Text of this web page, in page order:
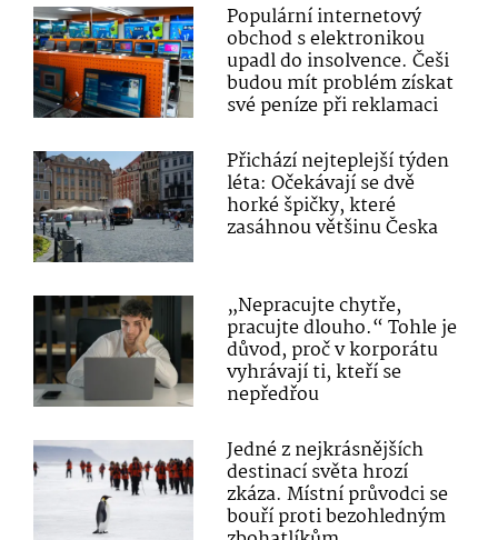
Populární internetový
obchod s elektronikou
upadl do insolvence. Češi
budou mít problém získat
své peníze při reklamaci
Přichází nejteplejší týden
léta: Očekávají se dvě
horké špičky, které
zasáhnou většinu Česka
„Nepracujte chytře,
pracujte dlouho.“ Tohle je
důvod, proč v korporátu
vyhrávají ti, kteří se
nepředřou
Jedné z nejkrásnějších
destinací světa hrozí
zkáza. Místní průvodci se
bouří proti bezohledným